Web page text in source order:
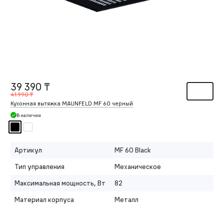
39 390 ₸
41 990 ₸
Кухонная вытяжка MAUNFELD MF 60 черный
В наличии
Артикул
MF 60 Black
Тип управления
Механическое
Максимальная мощность, Вт
82
Материал корпуса
Металл